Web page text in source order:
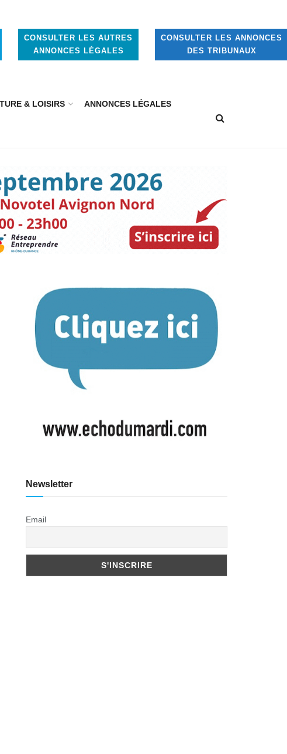
CONSULTER LES AUTRES
ANNONCES LÉGALES
CONSULTER LES ANNONCES
DES TRIBUNAUX
& LOISIRS ANNONCES LÉGALES
Newsletter
Email